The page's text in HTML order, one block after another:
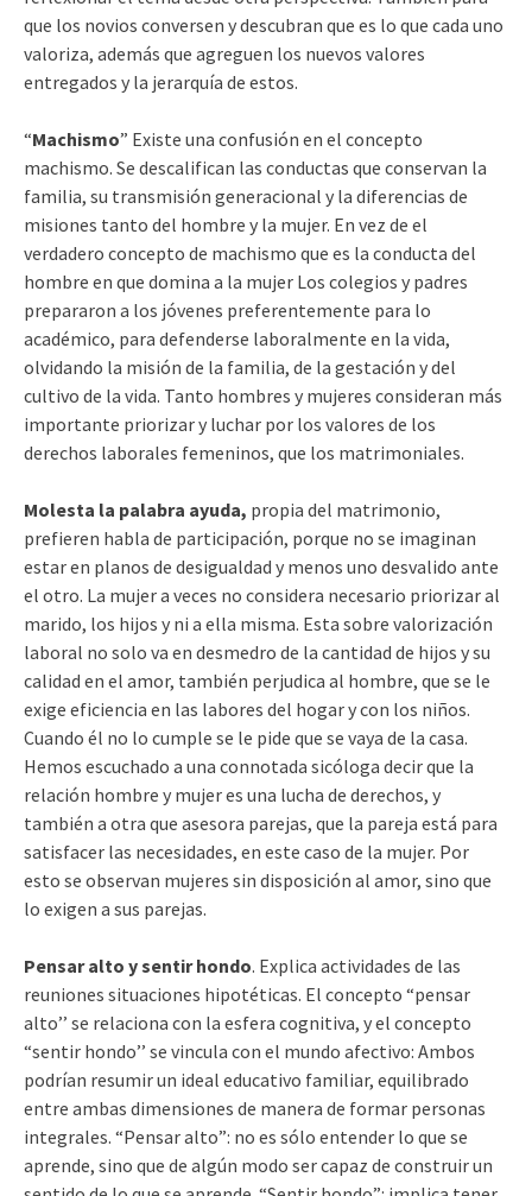
que los novios conversen y descubran que es lo que cada uno
valoriza, además que agreguen los nuevos valores
entregados y la jerarquía de estos.
“Machismo” Existe una confusión en el concepto
machismo. Se descalifican las conductas que conservan la
familia, su transmisión generacional y la diferencias de
misiones tanto del hombre y la mujer. En vez de el
verdadero concepto de machismo que es la conducta del
hombre en que domina a la mujer Los colegios y padres
prepararon a los jóvenes preferentemente para lo
académico, para defenderse laboralmente en la vida,
olvidando la misión de la familia, de la gestación y del
cultivo de la vida. Tanto hombres y mujeres consideran más
importante priorizar y luchar por los valores de los
derechos laborales femeninos, que los matrimoniales.
Molesta la palabra ayuda, propia del matrimonio,
prefieren habla de participación, porque no se imaginan
estar en planos de desigualdad y menos uno desvalido ante
el otro. La mujer a veces no considera necesario priorizar al
marido, los hijos y ni a ella misma. Esta sobre valorización
laboral no solo va en desmedro de la cantidad de hijos y su
calidad en el amor, también perjudica al hombre, que se le
exige eficiencia en las labores del hogar y con los niños.
Cuando él no lo cumple se le pide que se vaya de la casa.
Hemos escuchado a una connotada sicóloga decir que la
relación hombre y mujer es una lucha de derechos, y
también a otra que asesora parejas, que la pareja está para
satisfacer las necesidades, en este caso de la mujer. Por
esto se observan mujeres sin disposición al amor, sino que
lo exigen a sus parejas.
Pensar alto y sentir hondo. Explica actividades de las
reuniones situaciones hipotéticas. El concepto “pensar
alto’’ se relaciona con la esfera cognitiva, y el concepto
“sentir hondo’’ se vincula con el mundo afectivo: Ambos
podrían resumir un ideal educativo familiar, equilibrado
entre ambas dimensiones de manera de formar personas
integrales. “Pensar alto”: no es sólo entender lo que se
aprende, sino que de algún modo ser capaz de construir un